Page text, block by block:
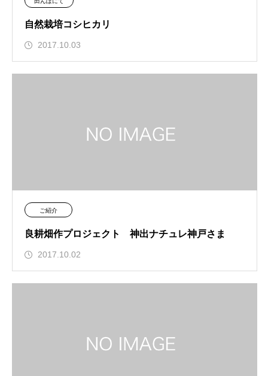
自然栽培コシヒカリ
2017.10.03
ご紹介
良耕畑作プロジェクト 神出ナチュレ神戸さま
2017.10.02